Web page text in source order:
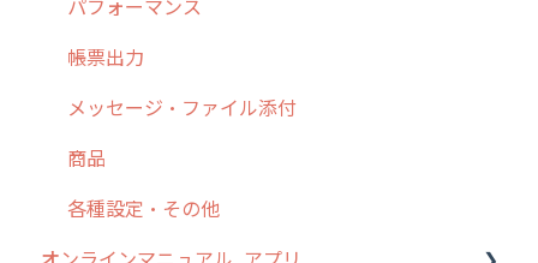
10.ユーザー向けおすすめの使い方
【業界業種別】cyzen設定方法
パフォーマンス
帳票出力
メッセージ・ファイル添付
商品
各種設定・その他